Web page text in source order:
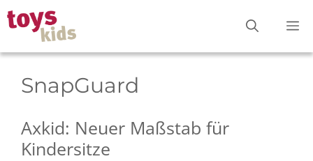
Zum
Inhalt
springen
SnapGuard
Axkid: Neuer Maßstab für
Kindersitze